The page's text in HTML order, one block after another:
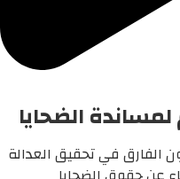
الضحايا
الفارق في تحقيق العدالة